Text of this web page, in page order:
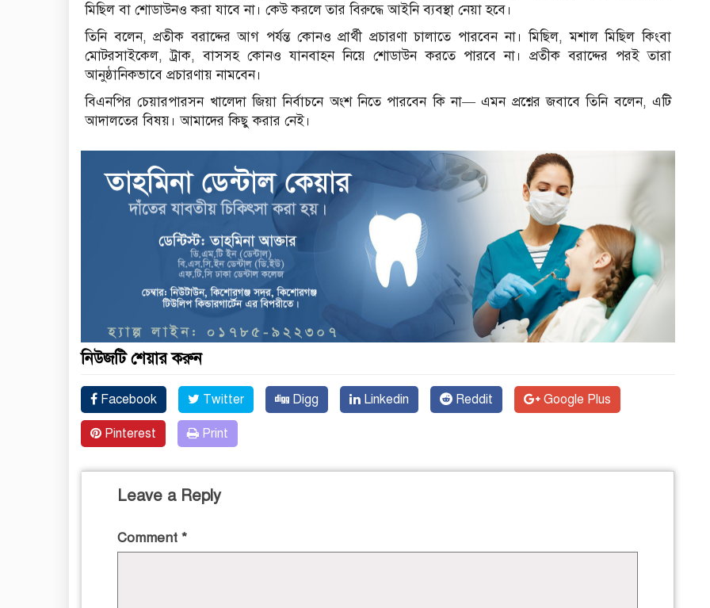
মিছিল বা শোডাউনও করা যাবে না। কেউ করলে তার বিরুদ্ধে আইনি ব্যবস্থা নেয়া হবে।
তিনি বলেন, প্রতীক বরাদ্দের আগ পর্যন্ত কোনও প্রার্থী প্রচারণা চালাতে পারবেন না। মিছিল, মশাল মিছিল কিংবা
মোটরসাইকেল, ট্রাক, বাসসহ কোনও যানবাহন নিয়ে শোডাউন করতে পারবে না। প্রতীক বরাদ্দের পরই তারা
আনুষ্ঠানিকভাবে প্রচারণায় নামবেন।
বিএনপির চেয়ারপারসন খালেদা জিয়া নির্বাচনে অংশ নিতে পারবেন কি না— এমন প্রশ্নের জবাবে তিনি বলেন, এটি
আদালতের বিষয়। আমাদের কিছু করার নেই।
নিউজটি শেয়ার করুন
Facebook Twitter Digg Linkedin Reddit Google Plus
Pinterest Print
Leave a Reply
Comment *